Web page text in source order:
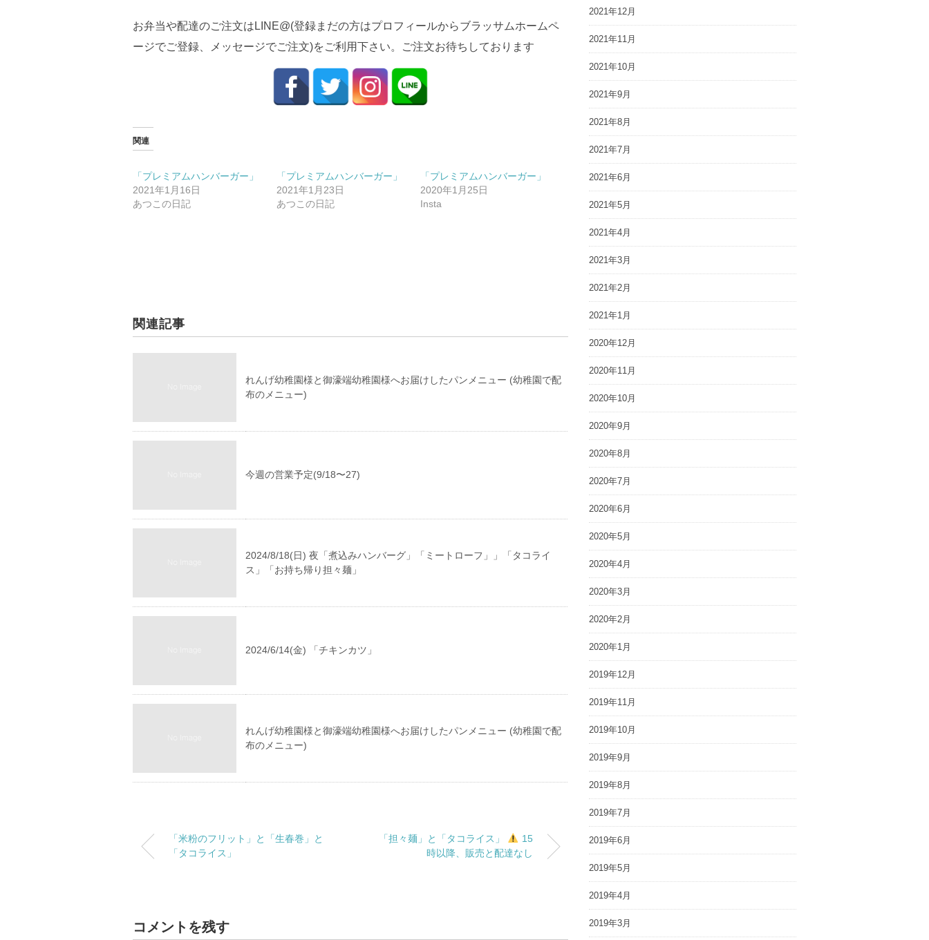
お弁当や配達のご注文はLINE@(登録まだの方はプロフィールからブラッサムホームペ
ージでご登録、メッセージでご注文)をご利用下さい。ご注文お待ちしております
関連
「プレミアムハンバーガー」
2021年1月16日
あつこの日記
「プレミアムハンバーガー」
2021年1月23日
あつこの日記
「プレミアムハンバーガー」
2020年1月25日
Insta
関連記事
れんげ幼稚園様と御濠端幼稚園様へお届けしたパンメニュー (幼稚園で配
布のメニュー)
今週の営業予定(9/18〜27)
2024/8/18(日) 夜「煮込みハンバーグ」「ミートローフ」」「タコライ
ス」「お持ち帰り担々麺」
2024/6/14(金) 「チキンカツ」
れんげ幼稚園様と御濠端幼稚園様へお届けしたパンメニュー (幼稚園で配
布のメニュー)
「米粉のフリット」と「生春巻」と
「タコライス」
「担々麺」と「タコライス」
15
時以降、販売と配達なし
コメントを残す
2021年12月
2021年11月
2021年10月
2021年9月
2021年8月
2021年7月
2021年6月
2021年5月
2021年4月
2021年3月
2021年2月
2021年1月
2020年12月
2020年11月
2020年10月
2020年9月
2020年8月
2020年7月
2020年6月
2020年5月
2020年4月
2020年3月
2020年2月
2020年1月
2019年12月
2019年11月
2019年10月
2019年9月
2019年8月
2019年7月
2019年6月
2019年5月
2019年4月
2019年3月